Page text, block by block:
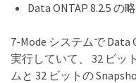
Data ONTAP 8.2.5 の略
7-Mode システムで Data
実行していて、 32 ビッ
ムと 32 ビットの